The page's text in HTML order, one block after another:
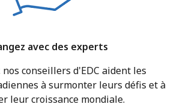
avec des experts
nos conseillers d'EDC aident les
à surmonter leurs défis et à
leur croissance mondiale.